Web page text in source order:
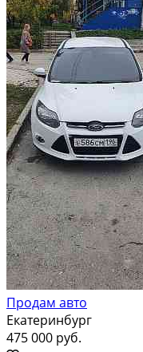
Продам авто
Екатеринбург
475 000 руб.